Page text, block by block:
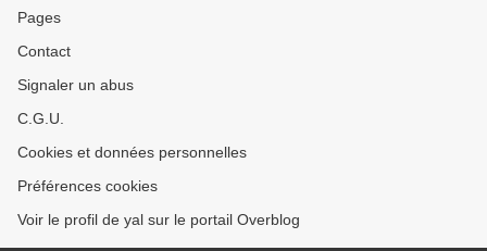
Pages
Contact
Signaler un abus
C.G.U.
Cookies et données personnelles
Préférences cookies
Voir le profil de yal sur le portail Overblog